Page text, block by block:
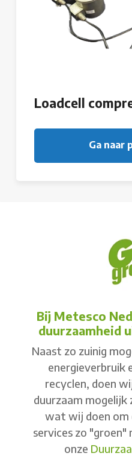
Loadcell
Ga naar
Bij Metesco
duurzaamheid
Naast zo zuinig
energieverbruik
recyclen, doen
duurzaam mogelijk
wat wij doen om
services zo
onze